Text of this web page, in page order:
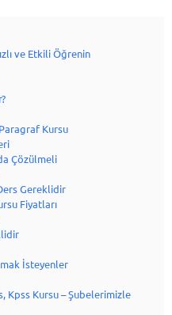
ve Etkili Öğrenin
Paragraf Kursu
Çözülmeli
Gereklidir
Fiyatları
İsteyenler
Kpss Kursu – Şubelerimizle